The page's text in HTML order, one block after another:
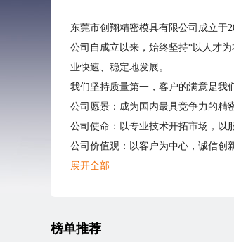
东莞市创翔精密模具有限公司成立于
公司自成立以来，始终坚持“以人才
业快速、稳定地发展。
我们坚持质量第一，客户的满意是我
公司愿景：成为国内最具竞争力的精
公司使命：以专业技术开拓市场，以
公司价值观：以客户为中心，诚信创
生产质量卓越：拥有深厚的技术沉淀
和服务质量的基础上，加快科学、现
展开全部
榜单推荐